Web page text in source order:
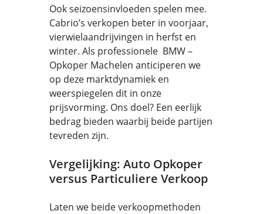
Ook seizoensinvloeden spelen mee.
Cabrio’s verkopen beter in voorjaar,
vierwielaandrijvingen in herfst en
winter. Als professionele BMW –
Opkoper Machelen anticiperen we
op deze marktdynamiek en
weerspiegelen dit in onze
prijsvorming. Ons doel? Een eerlijk
bedrag bieden waarbij beide partijen
tevreden zijn.
Vergelijking: Auto Opkoper
versus Particuliere Verkoop
Laten we beide verkoopmethoden